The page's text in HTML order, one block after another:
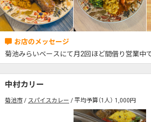
菊池みらいベースにて月2回ほど間借り営業中で
中村カリー
菊池市 スパイスカレー 平均予算（1人） 1,000円